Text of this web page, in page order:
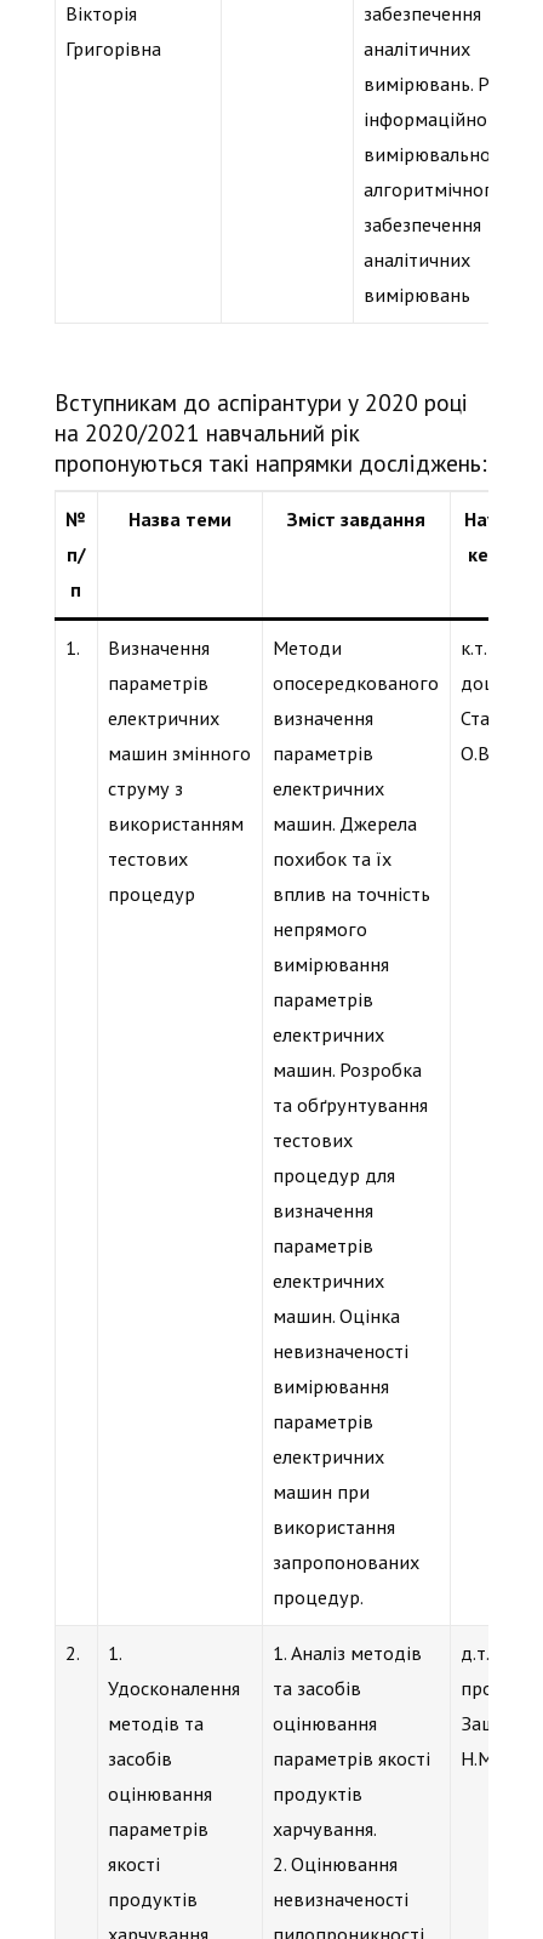
Вікторія
Григорівна
забезпечення
аналітичних
вимірювань.
інформаційно-
вимірювального та
алгоритмічного
забезпечення
аналітичних
вимірювань
Вступникам до аспірантури у 2020 році
на 2020/2021 навчальний рік
пропонуються такі напрямки досліджень:
№
п/
п
Назва теми Зміст завдання
1.
Визначення
параметрів
електричних
машин змінного
струму з
використанням
тестових
процедур
Методи
опосередкованого
визначення
параметрів
електричних
машин. Джерела
похибок та їх
вплив на точність
непрямого
вимірювання
параметрів
електричних
машин. Розробка
та обґрунтування
тестових
процедур для
визначення
параметрів
електричних
машин. Оцінка
невизначеності
вимірювання
параметрів
електричних
машин при
використання
запропонованих
процедур.
к.т.н.,
доцент
Стаценко
О.В.
2.
1.
Удосконалення
методів та
засобів
оцінювання
параметрів
якості
продуктів
харчування.
1. Аналіз методів
та засобів
оцінювання
параметрів якості
продуктів
харчування.
2. Оцінювання
невизначеності
пилопроникності
д.т.н.,
проф.
Н.М.